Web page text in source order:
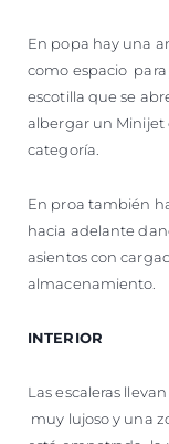
En popa hay una
como espacio
escotilla que se
albergar un Minijet
categoría.
En proa también
hacia adelante
asientos con
almacenamiento.
INTERIOR
Las escaleras
muy lujoso y una